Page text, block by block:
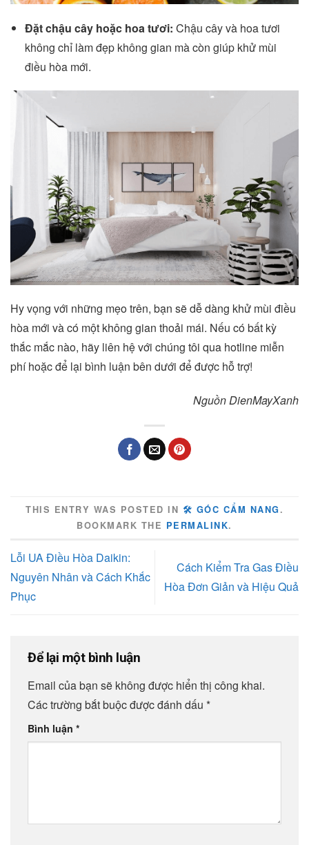
Đặt chậu cây hoặc hoa tươi: Chậu cây và hoa tươi
không chỉ làm đẹp không gian mà còn giúp khử mùi
điều hòa mới.
Hy vọng với những mẹo trên, bạn sẽ dễ dàng khử mùi điều
hòa mới và có một không gian thoải mái. Nếu có bất kỳ
thắc mắc nào, hãy liên hệ với chúng tôi qua hotline miễn
phí hoặc để lại bình luận bên dưới để được hỗ trợ!
Nguồn DienMayXanh
THIS ENTRY WAS POSTED IN 🛠️ GÓC CẨM NANG .
BOOKMARK THE PERMALINK.
Lỗi UA Điều Hòa Daikin:
Nguyên Nhân và Cách Khắc
Phục
Cách Kiểm Tra Gas Điều
Hòa Đơn Giản và Hiệu Quả
Để lại một bình luận
Email của bạn sẽ không được hiển thị công khai.
Các trường bắt buộc được đánh dấu *
Bình luận *